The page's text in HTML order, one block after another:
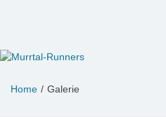
Murrtal-Runners
e.V. 1994
Home Galerie